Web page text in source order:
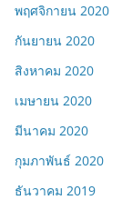
พฤศจิกายน 2020
กันยายน 2020
สิงหาคม 2020
เมษายน 2020
มีนาคม 2020
กุมภาพันธ์ 2020
ธันวาคม 2019